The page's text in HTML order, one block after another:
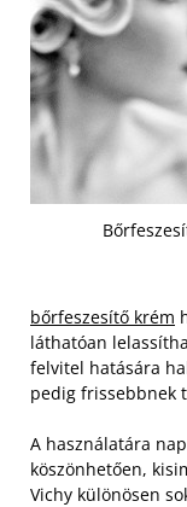
bőrfeszesítő krém
láthatóan
felvitel hatására
pedig frissebbnek
A használatára
köszönhetően,
Vichy különösen